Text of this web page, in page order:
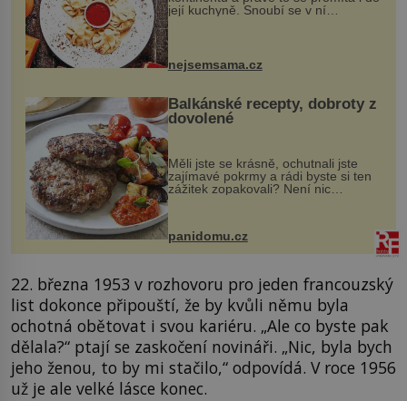
její kuchyně. Snoubí se v ní
evropské a asijské chutě a díky tomu
pokrmy, které rozhodně st...
nejsemsama.cz
Balkánské recepty, dobroty z
dovolené
Měli jste se krásně, ochutnali jste
zajímavé pokrmy a rádi byste si ten
zážitek zopakovali? Není nic
snazšího. Pljeskavica (10 porcí)
Možná jste ji ochutnali na dovolené v
panidomu.cz
22. března 1953 v rozhovoru pro jeden francouzský
list dokonce připouští, že by kvůli němu byla
ochotná obětovat i svou kariéru. „Ale co byste pak
dělala?“ ptají se zaskočení novináři. „Nic, byla bych
jeho ženou, to by mi stačilo,“ odpovídá. V roce 1956
už je ale velké lásce konec.